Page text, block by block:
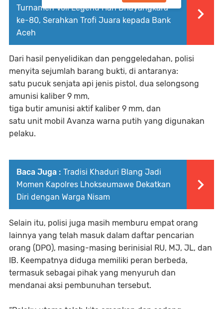
Turnamen Voli Legend Hari Bhayangkara
ke-80, Serahkan Trofi Juara kepada Bank
Aceh
Dari hasil penyelidikan dan penggeledahan, polisi
menyita sejumlah barang bukti, di antaranya:
satu pucuk senjata api jenis pistol, dua selongsong
amunisi kaliber 9 mm,
tiga butir amunisi aktif kaliber 9 mm, dan
satu unit mobil Avanza warna putih yang digunakan
pelaku.
Baca Juga : Tradisi Khaduri Blang Jadi
Momen Kapolres Lhokseumawe Dekatkan
Diri dengan Warga Nisam
Selain itu, polisi juga masih memburu empat orang
lainnya yang telah masuk dalam daftar pencarian
orang (DPO), masing-masing berinisial RU, MJ, JL, dan
IB. Keempatnya diduga memiliki peran berbeda,
termasuk sebagai pihak yang menyuruh dan
mendanai aksi pembunuhan tersebut.